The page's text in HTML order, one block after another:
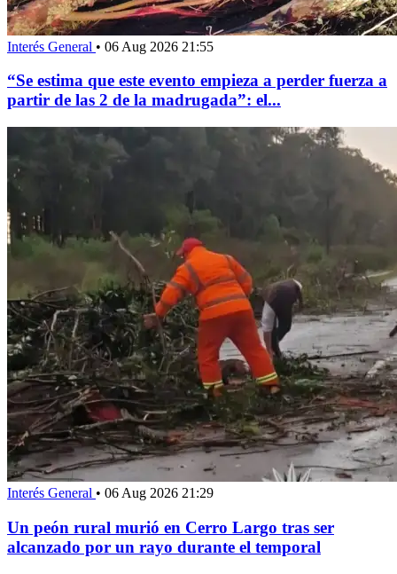
Interés General • 06 Aug 2026 21:55
“Se estima que este evento empieza a perder fuerza a
partir de las 2 de la madrugada”: el...
Interés General • 06 Aug 2026 21:29
Un peón rural murió en Cerro Largo tras ser
alcanzado por un rayo durante el temporal